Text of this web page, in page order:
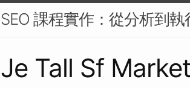
SEO 課程實作：從分析到
Je Tall Sf